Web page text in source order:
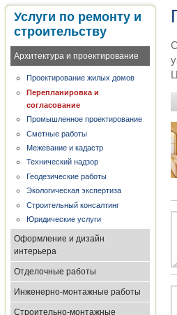
Услуги по ремонту и
строительству
Архитектура и проектирование
Проектирование жилых домов
Перепланировка и
согласование
Промышленное проектирование
Сметные работы
Межевание и кадастр
Технический надзор
Геодезические работы
Экологическая экспертиза
Строительный консалтинг
Юридические услуги
Оформление и дизайн
интерьера
Отделочные работы
Инженерно-монтажные работы
Строительно-монтажные